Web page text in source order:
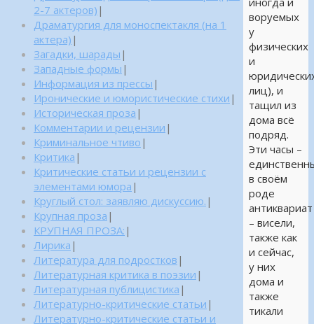
воруемых
у
физических
и
лиц), и
тащил из
дома всё
подряд.
Эти часы –
в своём
роде
антиквариат
– висели,
также как
и сейчас,
у них
дома и
также
тикали
2-7 актеров) |
Драматургия для моноспектакля (на 1
актера) |
Загадки, шарады |
Западные формы |
Информация из прессы |
Иронические и юмористические стихи |
Историческая проза |
Комментарии и рецензии |
Криминальное чтиво |
Критика |
Критические статьи и рецензии с
элементами юмора |
Круглый стол: заявляю дискуссию. |
Крупная проза |
КРУПНАЯ ПРОЗА: |
Лирика |
Литература для подростков |
Литературная критика в поэзии |
Литературная публицистика |
Литературно-критические статьи |
Литературно-критические статьи и